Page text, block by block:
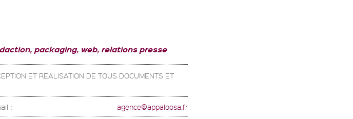
packaging, web, relations presse
ET REALISATION DE TOUS DOCUMENTS ET
: agence@appaloosa.fr